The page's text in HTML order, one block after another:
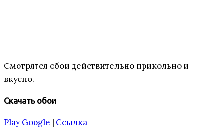
Смотрятся обои действительно прикольно и
вкусно.
Скачать обои
Play Google | Ссылка